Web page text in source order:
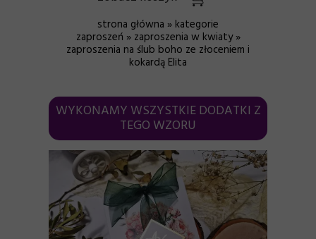
strona główna » kategorie
zaproszeń » zaproszenia w kwiaty»
zaproszenia na ślub boho ze złoceniem i
kokardą Elita
WYKONAMY WSZYSTKIE DODATKI Z
TEGO WZORU